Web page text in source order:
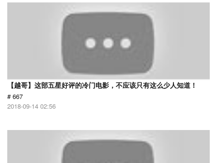
【越哥】这部五星好评的冷门电影，不应该只有这么少人知道！
# 667
2018-09-14 02:56